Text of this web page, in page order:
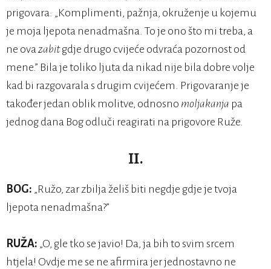
prigovara: „Komplimenti, pažnja, okruženje u kojemu
je moja ljepota nenadmašna. To je ono što mi treba, a
ne ovazabitgdje drugo cvijeće odvraća pozornost od
mene.” Bila je toliko ljuta da nikad nije bila dobre volje
kad bi razgovarala s drugim cvijećem. Prigovaranje je
također jedan oblik molitve, odnosno moljakanja pa
jednog dana Bog odluči reagirati na prigovore Ruže.
II.
BOG: „Ružo, zar zbilja želiš biti negdje gdje je tvoja
ljepota nenadmašna?”
RUŽA: „O, gle tko se javio! Da, ja bih to svim srcem
htjela! Ovdje me se ne afirmira jer jednostavno ne